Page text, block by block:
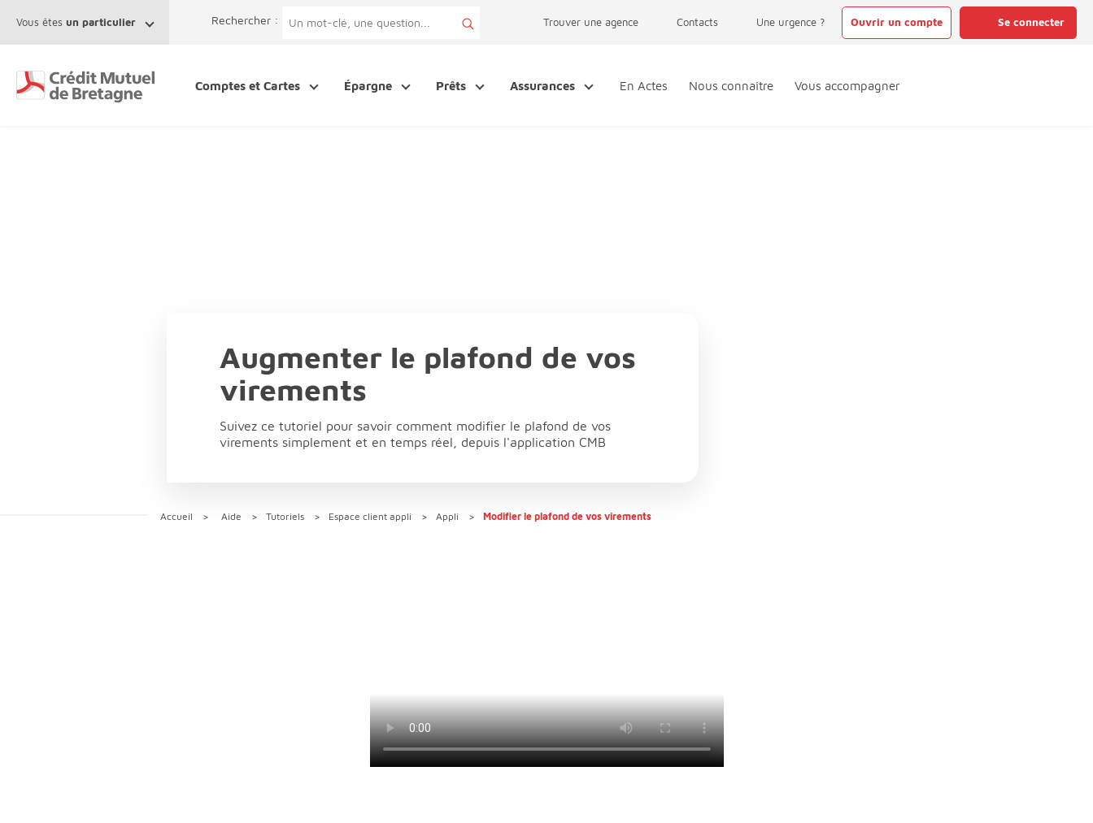
Vous êtes un particulier Rechercher : Trouver une agence Contacts Une urgence ? Ouvrir un compte Se connecter
Comptes et Cartes Épargne Prêts Assurances En Actes Nous connaître Vous accompagner
Augmenter le plafond de vos
virements
Suivez ce tutoriel pour savoir comment modifier le plafond de vos
virements simplement et en temps réel, depuis l'application CMB
Accueil Aide Tutoriels Espace client appli Appli Modifier le plafond de vos virements